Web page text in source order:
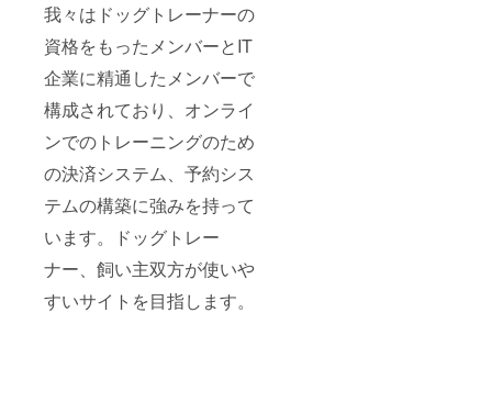
我々はドッグトレーナーの
資格をもったメンバーとIT
企業に精通したメンバーで
構成されており、オンライ
ンでのトレーニングのため
の決済システム、予約シス
テムの構築に強みを持って
います。ドッグトレー
ナー、飼い主双方が使いや
すいサイトを目指します。